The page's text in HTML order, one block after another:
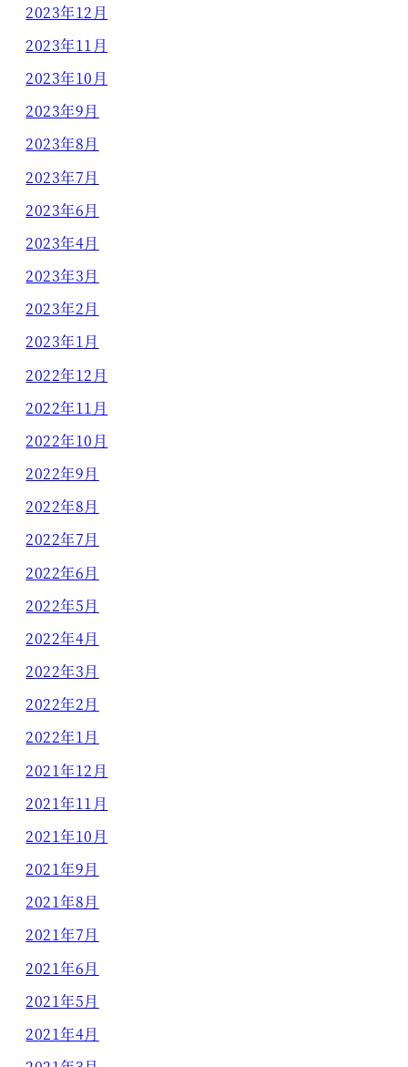
2023年12月
2023年11月
2023年10月
2023年9月
2023年8月
2023年7月
2023年6月
2023年4月
2023年3月
2023年2月
2023年1月
2022年12月
2022年11月
2022年10月
2022年9月
2022年8月
2022年7月
2022年6月
2022年5月
2022年4月
2022年3月
2022年2月
2022年1月
2021年12月
2021年11月
2021年10月
2021年9月
2021年8月
2021年7月
2021年6月
2021年5月
2021年4月